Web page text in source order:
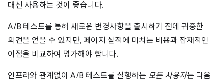
대신 사용하는 것이 좋습니다.
A/B 테스트를 통해 새로운 변경사항을 출시하기 전에 귀중한
의견을 얻을 수 있지만, 페이지 실적에 미치는 비용과 잠재적인
이점을 비교하여 평가해야 합니다.
인프라와 관계없이 A/B 테스트를 실행하는 모든 사용자는 다음